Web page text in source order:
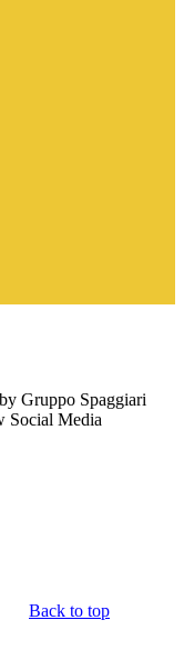
Gruppo Spaggiari
Social Media
Back to top